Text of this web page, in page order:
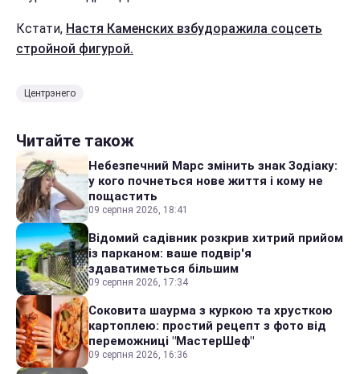
Кстати, Настя Каменских взбудоражила соцсеть
стройной фигурой.
Центрэнего
Читайте також
Небезпечний Марс змінить знак Зодіаку:
у кого почнеться нове життя і кому не
пощастить
09 серпня 2026, 18:41
Відомий садівник розкрив хитрий прийом
із парканом: ваше подвір'я
здаватиметься більшим
09 серпня 2026, 17:34
Соковита шаурма з куркою та хрусткою
картоплею: простий рецепт з фото від
переможниці "МастерШеф"
09 серпня 2026, 16:36